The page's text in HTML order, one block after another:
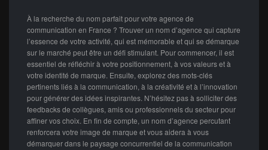
À la recherche du nom parfait pour votre agence de
communication en France ? Trouver un nom d’agence qui capture
l’essence de votre activité, qui est mémorable et qui se démarque
sur le marché peut être un défi stimulant. Pour commencer, il est
essentiel de réfléchir à votre positionnement, à vos valeurs et à
votre identité de marque. Ensuite, explorez des mots-clés
pertinents liés à la communication, à la créativité et à l’innovation
pour générer des idées inspirantes. N’hésitez pas à solliciter des
feedbacks de collègues, amis ou professionnels du secteur pour
affiner vos choix. En fin de compte, un nom d’agence percutant
renforcera votre image de marque et vous aidera à vous
démarquer dans le paysage concurrentiel de la communication